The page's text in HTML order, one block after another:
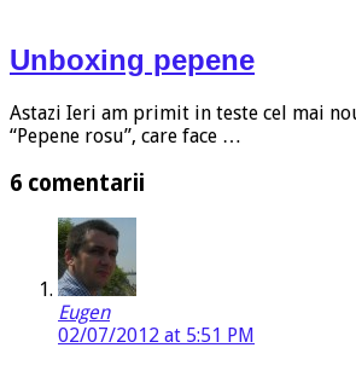
Unboxing pepene
Astazi Ieri am primit in teste cel mai
“Pepene rosu”, care face …
6 comentarii
Eugen
02/07/2012 at 5:51 PM